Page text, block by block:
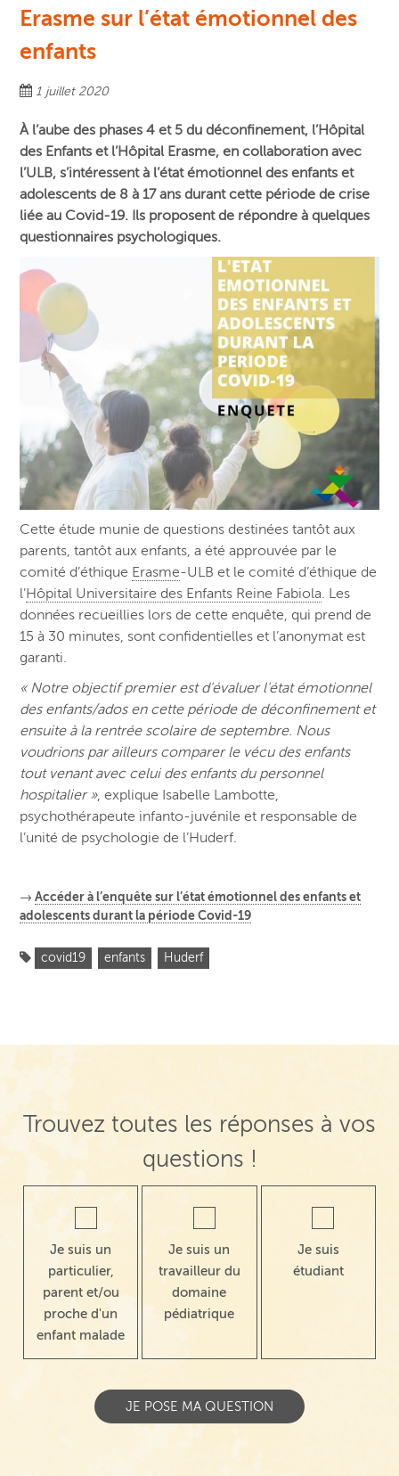
Erasme sur l’état émotionnel des
enfants
1 juillet 2020
À l’aube des phases 4 et 5 du déconfinement, l’Hôpital
des Enfants et l’Hôpital Erasme, en collaboration avec
l’ULB, s’intéressent à l’état émotionnel des enfants et
adolescents de 8 à 17 ans durant cette période de crise
liée au Covid-19. Ils proposent de répondre à quelques
questionnaires psychologiques.
Cette étude munie de questions destinées tantôt aux
parents, tantôt aux enfants, a été approuvée par le
comité d’éthique Erasme-ULB et le comité d’éthique de
l’Hôpital Universitaire des Enfants Reine Fabiola. Les
données recueillies lors de cette enquête, qui prend de
15 à 30 minutes, sont confidentielles et l’anonymat est
garanti.
« Notre objectif premier est d’évaluer l’état émotionnel
des enfants/ados en cette période de déconfinement et
ensuite à la rentrée scolaire de septembre. Nous
voudrions par ailleurs comparer le vécu des enfants
tout venant avec celui des enfants du personnel
hospitalier », explique Isabelle Lambotte,
psychothérapeute infanto-juvénile et responsable de
l’unité de psychologie de l’Huderf.
→Accéder à l’enquête sur l’état émotionnel des enfants et
adolescents durant la période Covid-19
covid19 enfants Huderf
Trouvez toutes les réponses à vos
questions !
Je suis un
particulier,
parent et/ou
proche d'un
enfant malade
Je suis un
travailleur du
domaine
pédiatrique
Je suis
étudiant